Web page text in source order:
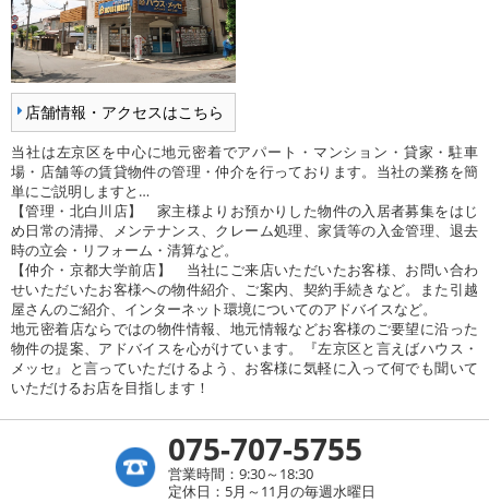
店舗情報・アクセスはこちら
当社は左京区を中心に地元密着でアパート・マンション・貸家・駐車
場・店舗等の賃貸物件の管理・仲介を行っております。当社の業務を簡
単にご説明しますと…
【管理・北白川店】 家主様よりお預かりした物件の入居者募集をはじ
め日常の清掃、メンテナンス、クレーム処理、家賃等の入金管理、退去
時の立会・リフォーム・清算など。
【仲介・京都大学前店】 当社にご来店いただいたお客様、お問い合わ
せいただいたお客様への物件紹介、ご案内、契約手続きなど。また引越
屋さんのご紹介、インターネット環境についてのアドバイスなど。
地元密着店ならではの物件情報、地元情報などお客様のご要望に沿った
物件の提案、アドバイスを心がけています。『左京区と言えばハウス・
メッセ』と言っていただけるよう、お客様に気軽に入って何でも聞いて
いただけるお店を目指します！
075-707-5755
営業時間：9:30～18:30
定休日：5月～11月の毎週水曜日